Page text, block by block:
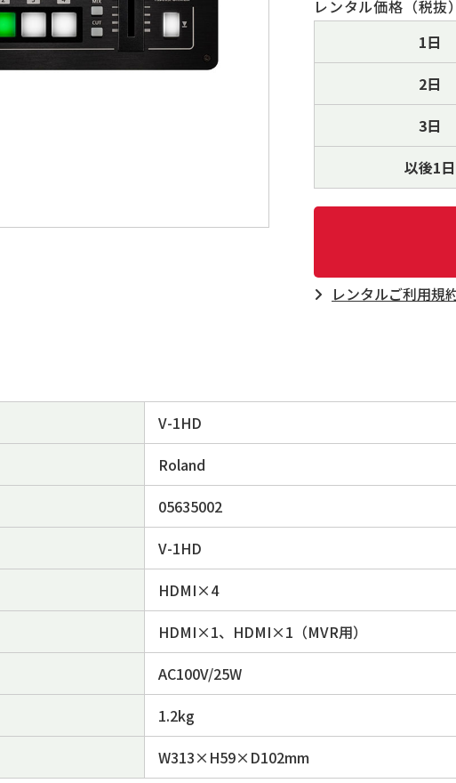
レンタル価格（税抜）
1日
2日
3日
以後1日
レンタルご利⽤規
V-1HD
Roland
05635002
V-1HD
HDMI×4
HDMI×1、HDMI×1（MVR用）
AC100V/25W
1.2kg
W313×H59×D102mm